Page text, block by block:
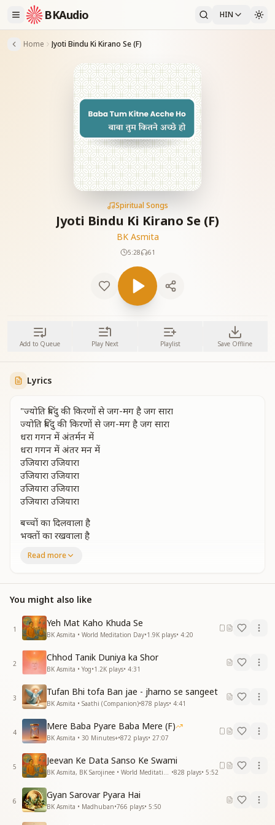
BKAudio HIN
Home Jyoti Bindu Ki Kirano Se (F)
Spiritual Songs
Jyoti Bindu Ki Kirano Se (F)
BK Asmita
5:28 61
Add to Queue Play Next Playlist Save Offline
Lyrics
"ज्योति बिंदु की किरणों से जग-मग है जग सारा
ज्योति बिंदु की किरणों से जग-मग है जग सारा
धरा गगन में अंतर्मन में
धरा गगन में अंतर मन में
उजियारा उजियारा
उजियारा उजियारा
उजियारा उजियारा
उजियारा उजियारा
बच्चों का दिलवाला है
भक्तों का रखवाला है
भक्तों का रखवाला है
पलकों में हमें पाला है
बिंदु है भवबिंदु है
बच्चे स्नेह से हमें निहारा
उजियारा उजियारा
उजियारा उजियारा
उजियारा उजियारा
उजियारा उजियारा
मिलता कल्प में एक ही बार
ब्रह्मा तन लेता आधार
मिलता कल्प में एक ही बार
ब्रह्मा तन लेता आधार
देह और दुनिया भूल गए हम
सुनकर सच्चा गीता सार
साथ निभाए हाथ बताए
दिल से जब भी पुकारा
उजियारा उजियारा
उजियारा उजियारा
उजियारा उजियारा
Read more
You might also like
1
Yeh Mat Kaho Khuda Se
BK Asmita • World Meditation Day•1.9K plays• 4:20
2
Chhod Tanik Duniya ka Shor
BK Asmita • Yog•1.2K plays• 4:31
3
Tufan Bhi tofa Ban jae - jharno se sangeet
BK Asmita • Saathi (Companion)•878 plays• 4:41
4
Mere Baba Pyare Baba Mere (F)
BK Asmita • 30 Minutes+•872 plays• 27:07
5
Jeevan Ke Data Sanso Ke Swami
•828 plays• 5:52
6
Gyan Sarovar Pyara Hai
BK Asmita • Madhuban•766 plays• 5:50